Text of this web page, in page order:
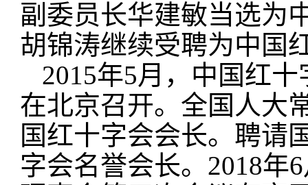
副委员长华建敏当选为
胡锦涛继续受聘为中国
2015年5月，中国红
在北京召开。全国人大
国红十字会会长。聘请
字会名誉会长。2018年